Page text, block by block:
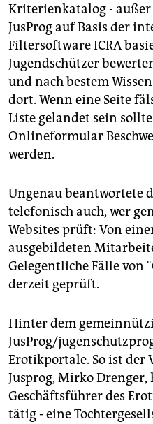
Kriterienkatalog - außer
JusProg auf Basis der
Filtersoftware ICRA
Jugendschützer
und nach bestem
dort. Wenn eine Seite
Liste gelandet sein
Onlineformular
werden.
Ungenau beantwortete
telefonisch auch, wer
Websites prüft: Von
ausgebildeten
Gelegentliche Fälle von
derzeit geprüft.
Hinter dem
JusProg/
Erotikportale. So ist der
Jusprog, Mirko
Geschäftsführer des
tätig - eine